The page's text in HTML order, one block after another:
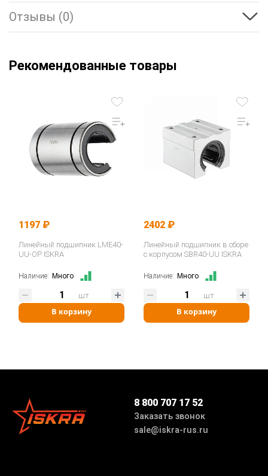
Отзывы (0)
Рекомендованные товары
1197 ₽
Линейный подшипник LME40-
UU-OP ISKRA
Наличие: Много
В корзину
шт
2402 ₽
Линейный подшипник в сборе
с корпусом SBR40-UU ISKRA
Наличие: Много
В корзину
шт
8 800 707 17 52
Заказать звонок
sale@iskra-rus.ru